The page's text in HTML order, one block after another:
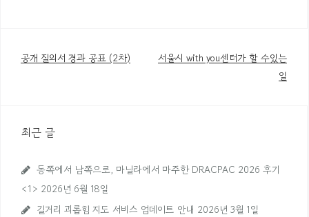
글
비
게
이
션
공개 질의서 경과 공표 (2차)
서울시 with you센터가 할 수있는
일
최근 글
동쪽에서 남쪽으로, 마닐라에서 마주한 DRACPAC 2026 후기
<1> 2026년 6월 18일
길거리 괴롭힘 지도 서비스 업데이트 안내 2026년 3월 1일